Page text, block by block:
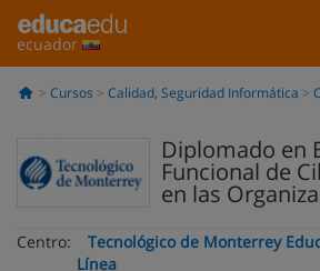
ecuador
Cursos Calidad, Seguridad Informática
Diplomado en
Funcional de
en las
Centro:
Tecnológico de Monterrey
Línea